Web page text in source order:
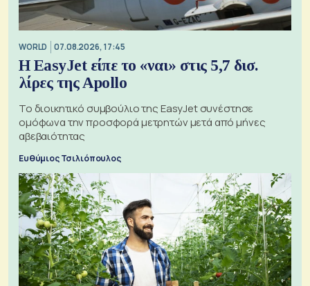
WORLD 07.08.2026, 17:45
Η EasyJet είπε το «ναι» στις 5,7 δισ.
λίρες της Apollo
Το διοικητικό συμβούλιο της EasyJet συνέστησε
ομόφωνα την προσφορά μετρητών μετά από μήνες
αβεβαιότητας
Ευθύμιος Τσιλιόπουλος